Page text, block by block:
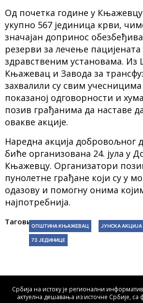
Од почетка године у
укупно 567 јединица крви,
значајан допринос
резерви за лечење пацијената
здравственим установама. Из
Књажевац и Завода за
захвалили су свим учесницима
показаној одговорности и
позив грађанима да наставе
овакве акције.
Наредна акција добровољног
биће организована 24. јула у
Књажевцу. Организатори
пунолетне грађане који су у
одазову и помогну онима
најпотребнија.
Тагови:ОПШТИНА КЊАЖЕВАЦ ЈУНСКА АКЦИЈА
73 ЈЕДИНИЦЕ
Србија на истоку је регионални
актуелна дешавања из источне Србије, са